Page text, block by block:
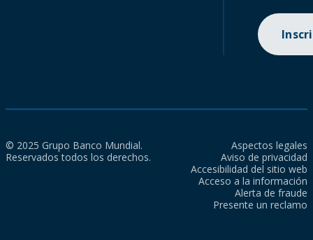
© 2025 Grupo Banco Mundial.
Reservados todos los derechos.
Aspectos legales
Aviso de privacidad
Accesibilidad del sitio web
Acceso a la información
Alerta de fraude
Presente un reclamo